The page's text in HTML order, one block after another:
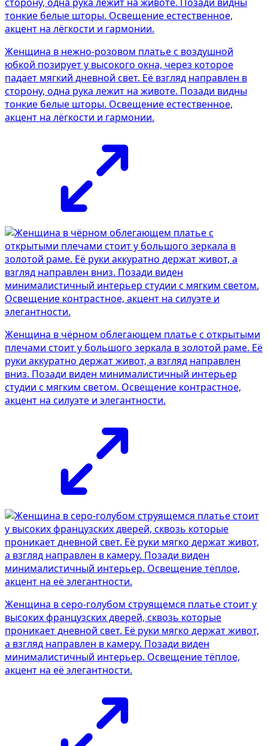
Женщина в нежно-розовом платье с воздушной
юбкой позирует у высокого окна, через которое
падает мягкий дневной свет. Её взгляд направлен в
сторону, одна рука лежит на животе. Позади видны
тонкие белые шторы. Освещение естественное,
акцент на лёгкости и гармонии.
Женщина в чёрном облегающем платье с открытыми
плечами стоит у большого зеркала в золотой раме. Её
руки аккуратно держат живот, а взгляд направлен
вниз. Позади виден минималистичный интерьер
студии с мягким светом. Освещение контрастное,
акцент на силуэте и элегантности.
Женщина в серо-голубом струящемся платье стоит у
высоких французских дверей, сквозь которые
проникает дневной свет. Её руки мягко держат живот,
а взгляд направлен в камеру. Позади виден
минималистичный интерьер. Освещение тёплое,
акцент на её элегантности.